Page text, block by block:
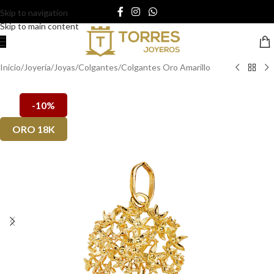
Skip to navigation
Skip to main content
Inicio/Joyería/Joyas/Colgantes/Colgantes Oro Amarillo
-10%
ORO 18K